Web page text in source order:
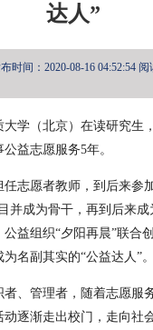
达人”
时间：2020-08-16 04:52:54 阅
学（北京）在读研究生
益志愿服务5年。
任志愿者教师，到后来参
并成为骨干，再到后来
益组织“夕阳再晨”联合
名副其实的“公益达人”。
者、管理者，随着志愿服
动逐渐走出校门，走向社